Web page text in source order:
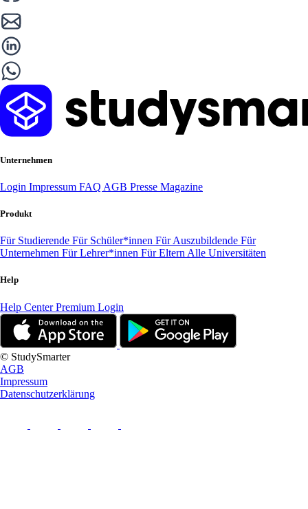
Unternehmen
Login Impressum FAQ AGB Presse Magazine
Produkt
Für Studierende Für Schüler*innen Für Auszubildende Für
Unternehmen Für Lehrer*innen Für Eltern Alle Universitäten
Help
Help CenterPremium Login
© StudySmarter
AGB
Impressum
Datenschutzerklärung